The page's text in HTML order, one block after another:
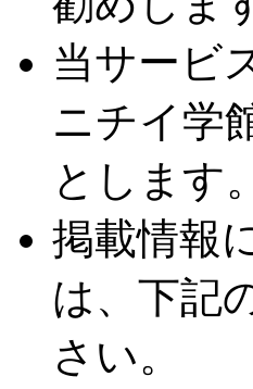
当サービ
ニチイ学
とします。
掲載情報
は、下記
さい。